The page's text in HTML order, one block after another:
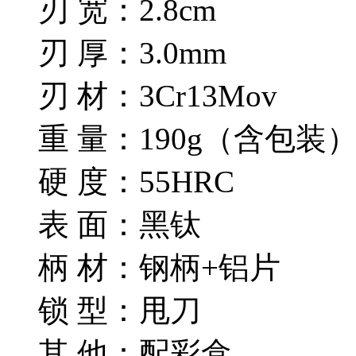
刃 宽：2.8cm
刃 厚：3.0mm
刃 材：3Cr13Mov
重 量：190g（含包装
硬 度：55HRC
表 面：黑钛
柄 材：钢柄+铝片
锁 型：甩刀